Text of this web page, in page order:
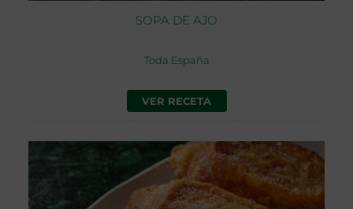
SOPA DE AJO
Toda España
VER RECETA